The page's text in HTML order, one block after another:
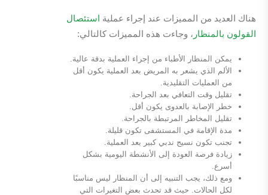
هناك العديد من المميزات عند إجراء عملية استئصال
القولون بالمنظار ، وجاءت هذه المميزات كالتالي:
يمكن المنظار الأطباء من إجراء العملية بدقة عالية.
الألم الذي يشعر به المريض بعد العملية يكون أقل
من العمليات التقليدية.
تقليل وقت التعافي بعد الجراحة.
خطر الإصابة بالعدوى يكون أقل.
تقليل المخاطر المرتبطة بالجراحة.
مدة الإقامة في المستشفى تكون قليلة.
تجنب تكون نسيج ندبي كبير بعد العملية.
زيادة فرصة العودة إلى الأنشطة اليومية بشكل
أسرع.
ومع ذلك، يجب التنبيه إلى أن المنظار ليس مناسبًا
لكل الحالات. حيث قد تحدث بعض التغيرات التي